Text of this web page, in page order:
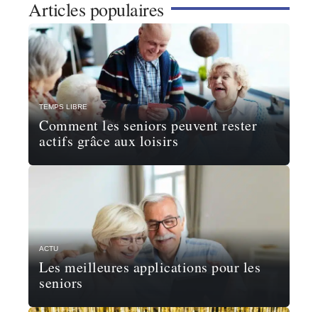
Articles populaires
TEMPS LIBRE
Comment les seniors peuvent rester
actifs grâce aux loisirs
ACTU
Les meilleures applications pour les
seniors